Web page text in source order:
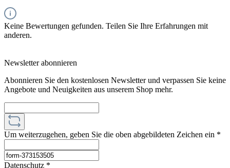
Keine Bewertungen gefunden. Teilen Sie Ihre Erfahrungen mit
anderen.
Newsletter abonnieren
Abonnieren Sie den kostenlosen Newsletter und verpassen Sie keine
Angebote und Neuigkeiten aus unserem Shop mehr.
Um weiterzugehen, geben Sie die oben abgebildeten Zeichen ein *
Datenschutz *